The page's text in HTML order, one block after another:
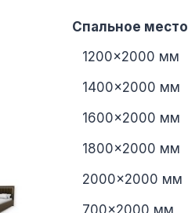
Спальное место
1200×2000 мм
1400×2000 мм
1600×2000 мм
1800×2000 мм
2000×2000 мм
700×2000 мм